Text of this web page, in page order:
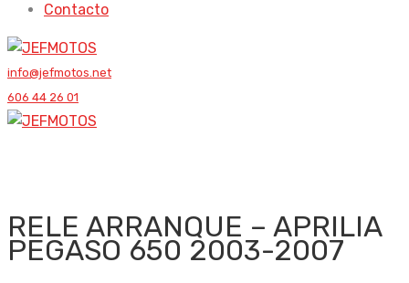
Contacto
info@jefmotos.net
606 44 26 01
RELE ARRANQUE – APRILIA
PEGASO 650 2003-2007